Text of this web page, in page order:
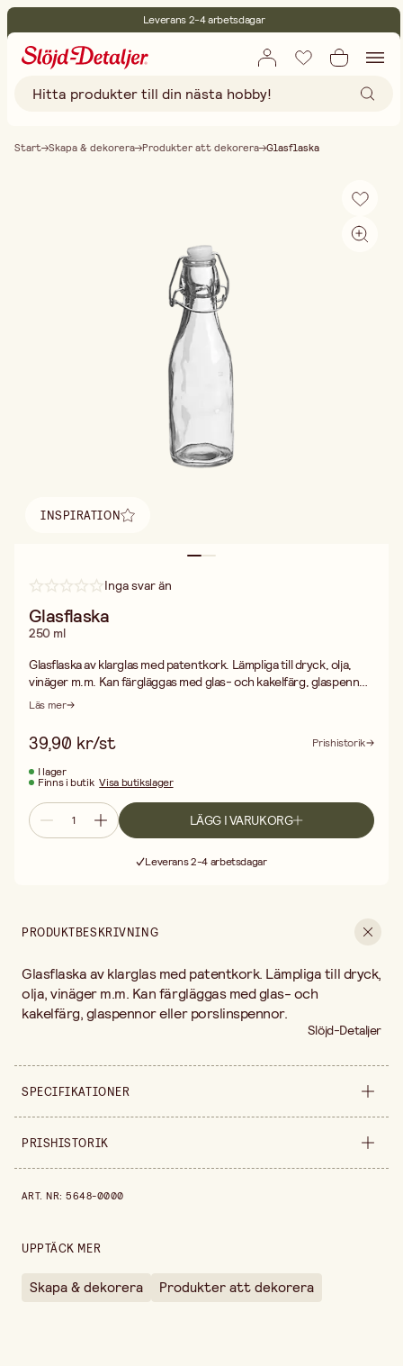
Leverans 2-4 arbetsdagar
Fri frakt vid köp över 499:-
Start Skapa & dekorera Produkter att dekorera Glasflaska
INSPIRATION
Hitta inspiration
Inga svar än
Glasflaska
250 ml
Glasflaska av klarglas med patentkork. Lämpliga till dryck, olja,
vinäger m.m. Kan färgläggas med glas- och kakelfärg, glaspennor
eller porslinspennor.
Läs mer
39,90 kr/st
Prishistorik
I lager
Finns i butik Visa butikslager
LÄGG I VARUKORG
Leverans 2-4 arbetsdagar
PRODUKTBESKRIVNING
Glasflaska av klarglas med patentkork. Lämpliga till dryck,
olja, vinäger m.m. Kan färgläggas med glas- och
kakelfärg, glaspennor eller porslinspennor.
Slöjd-Detaljer
SPECIFIKATIONER
Säljs i styck
PRISHISTORIK
ART. NR:5648-0000
UPPTÄCK MER
Skapa & dekorera Produkter att dekorera